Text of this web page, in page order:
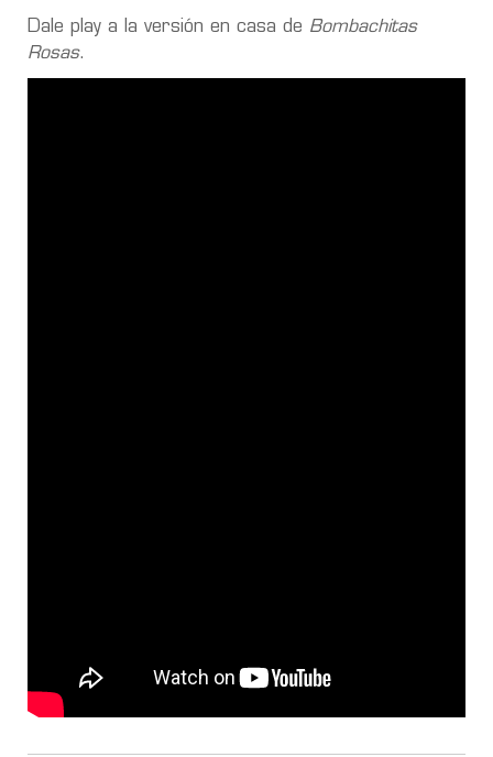
Dale play a la versión en casa de Bombachitas
Rosas.